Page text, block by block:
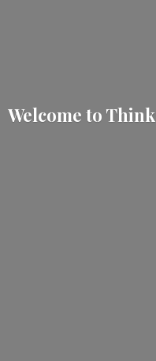
Welcome to Think